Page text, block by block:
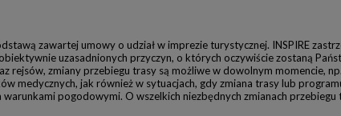
zawartej umowy o udział w imprezie turystycznej. INSPIRE
uzasadnionych przyczyn, o których oczywiście zostaną
zmiany przebiegu trasy są możliwe w dowolnym momencie,
medycznych, jak również w sytuacjach, gdy zmiana trasy lub
pogodowymi. O wszelkich niezbędnych zmianach przebiegu